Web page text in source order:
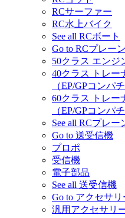
RCサーファー
RC水上バイク
See all RCボート
Go to RCプレーン
50クラス エンジ
40クラス トレー
（EP/GPコンパ
60クラス トレー
（EP/GPコンパ
See all RCプレー
Go to 送受信機
プロポ
受信機
電子部品
See all 送受信機
Go to アクセサリ
汎用アクセサリ